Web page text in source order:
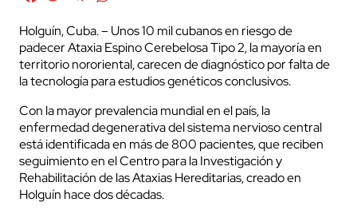
Holguín, Cuba. – Unos 10 mil cubanos en riesgo de
padecer Ataxia Espino Cerebelosa Tipo 2, la mayoría en
territorio nororiental, carecen de diagnóstico por falta de
la tecnología para estudios genéticos conclusivos.
Con la mayor prevalencia mundial en el país, la
enfermedad degenerativa del sistema nervioso central
está identificada en más de 800 pacientes, que reciben
seguimiento en el Centro para la Investigación y
Rehabilitación de las Ataxias Hereditarias, creado en
Holguín hace dos décadas.